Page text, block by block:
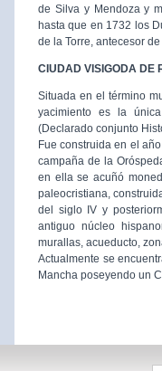
de Silva y Mendoza y
hasta que en 1732 los
de la Torre, antecesor
CIUDAD VISIGODA DE
Situada en el término
yacimiento es la
(Declarado conjunto
Fue construida en el
campaña de la
en ella se acuñó
paleocristiana,
del siglo IV y
antiguo núcleo
murallas, acueducto,
Actualmente se
Mancha poseyendo un